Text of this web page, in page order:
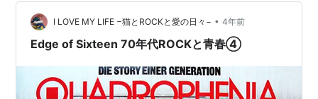
MGとLand Rover。どちらもメーカー名がロゴになって
いるので、一目で分かります。 後…
I LOVE MY LIFE −猫とROCKと愛の日々− • 4年前
Edge of Sixteen 70年代ROCKと青春④